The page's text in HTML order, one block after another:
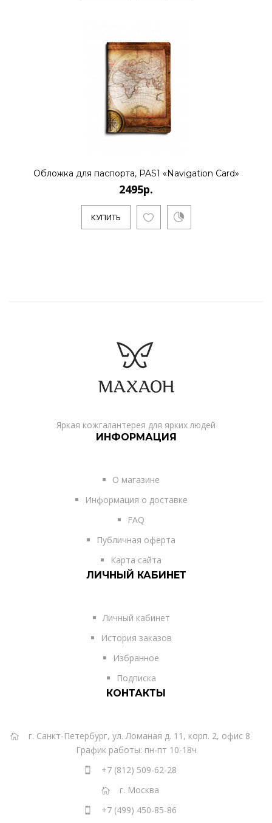
Обложка для паспорта, PAS1 «Navigation Card»
2495р.
КУПИТЬ
Яркая кожгалантерея для ярких людей
ИНФОРМАЦИЯ
О магазине
Информация о доставке
FAQ
Публичная оферта
Карта сайта
ЛИЧНЫЙ КАБИНЕТ
Личный кабинет
История заказов
Избранное
Подписка
КОНТАКТЫ
г. Санкт-Петербург, ул. Ломаная д. 11, корп. 2, офис 8
График работы: пн-пт 10-18ч
+7 (812) 509-62-28
г. Москва
+7 (499) 450-85-86